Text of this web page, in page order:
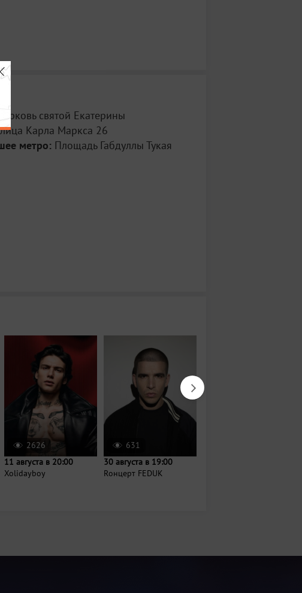
Церковь святой Екатерины
Карла Маркса 26
метро: Площадь Габдуллы Тукая
2626
11 августа в 20:00
Xolidayboy
631
30 августа в 19:00
Rонцерт FEDUK